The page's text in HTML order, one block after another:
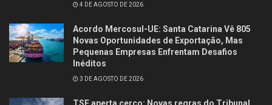
4 DE AGOSTO DE 2026
Acordo Mercosul-UE: Santa Catarina Vê 805
Novas Oportunidades de Exportação, Mas
Pequenas Empresas Enfrentam Desafios
Inéditos
3 DE AGOSTO DE 2026